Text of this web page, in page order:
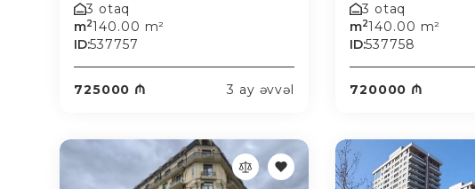
3 otaq
m2140.00 m²
ID:537757
725000 ₼ 3 ay əvvəl
3 otaq
m2140.00 m²
ID:537758
720000 ₼